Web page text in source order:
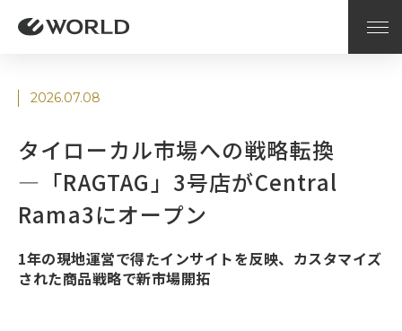
2026.07.08
タイローカル市場への戦略転換
―「RAGTAG」3号店がCentral
Rama3にオープン
1年の現地運営で得たインサイトを反映、カスタマイズ
された商品戦略で新市場開拓